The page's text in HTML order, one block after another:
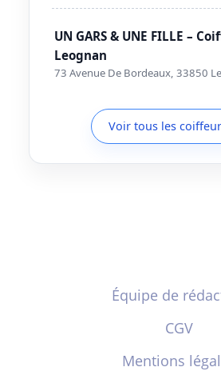
UN GARS & UNE FILLE –
Leognan
73 Avenue De Bordeaux, 33850
Voir tous les
Équipe de
CGV
Mentions